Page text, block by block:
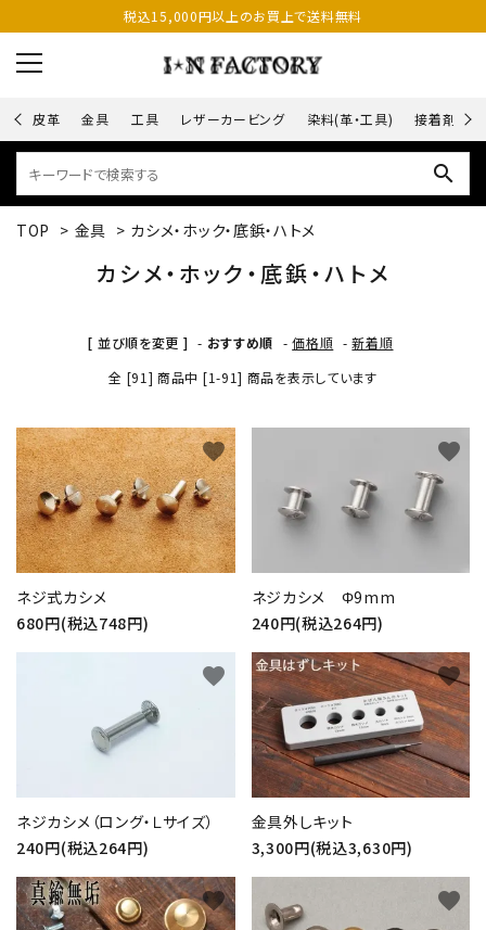
税込15,000円以上のお買上で送料無料
皮革 金具 工具 レザーカービング 染料(革・工具) 接着剤
search
TOP > 金具 > カシメ・ホック・底鋲・ハトメ
カシメ・ホック・底鋲・ハトメ
[ 並び順を変更 ] - おすすめ順 -価格順 -新着順
全 [91] 商品中 [1-91] 商品を表示しています
ネジ式カシメ
680円(税込748円)
favorite
ネジカシメ Φ9mm
240円(税込264円)
favorite
ネジカシメ（ロング・Ｌサイズ）
240円(税込264円)
favorite
金具外しキット
3,300円(税込3,630円)
favorite
favorite favorite